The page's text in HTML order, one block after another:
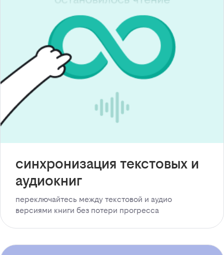
синхронизация текстовых и
аудиокниг
переключайтесь между текстовой и аудио
версиями книги без потери прогресса